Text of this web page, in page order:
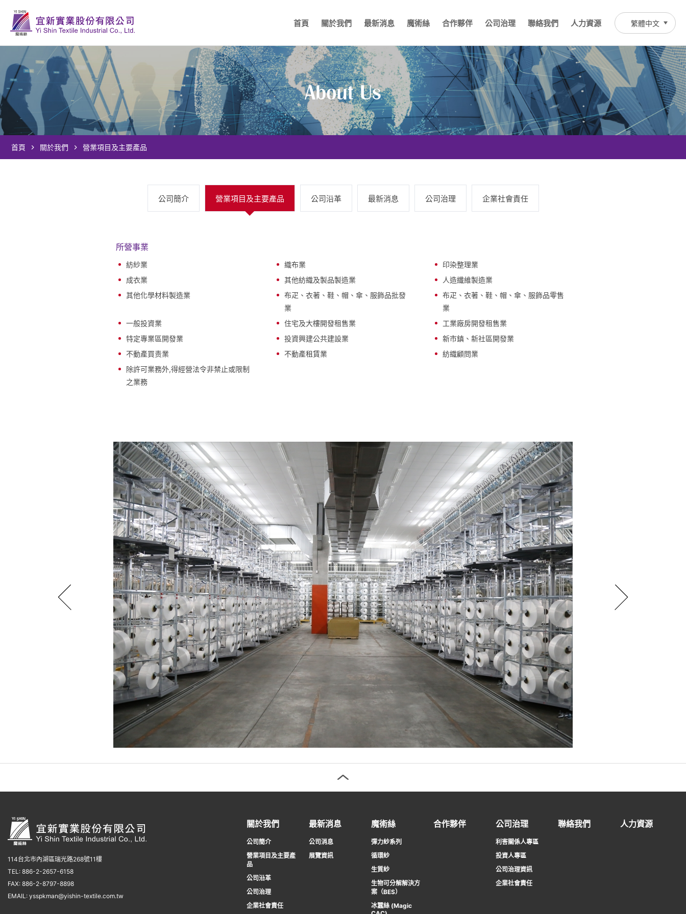
首頁 關於我們 最新消息 魔術絲 合作夥伴 公司治理 聯絡我們 人力資源 繁體中文
About Us
首頁 關於我們 營業項目及主要產品
公司簡介 營業項目及主要產品 公司沿革 最新消息 公司治理 企業社會責任
所營事業
紡紗業 織布業
印染整理業
成衣業
其他紡織及製品製造業
人造纖維製造業
其他化學材料製造業
布疋、衣著、鞋、帽、傘、服飾品批發
業
布疋、衣著、鞋、帽、傘、服飾品零售
業
一般投資業
住宅及大樓開發租售業
工業廠房開發租售業
特定專業區開發業
投資興建公共建設業
新市鎮、新社區開發業
不動產買责業
不動產租賃業
紡織顧問業
除許可業務外,得經營法令非禁止或限制
之業務
關於我們
公司簡介
營業項目及主要產
品
公司沿革
公司治理
企業社會責任
最新消息
公司消息
展覽資訊
魔術絲
彈力紗系列
循環紗
生質紗
生物可分解解決方
案（BES）
冰蠶絲 (Magic
合作夥伴 公司治理
利害關係人專區
投資人專區
公司治理資訊
企業社會責任
聯絡我們 人力資源
114台北市內湖區瑞光路268號11樓
TEL: 886-2-2657-6158
FAX: 886-2-8797-8898
EMAIL: ysspkman@yishin-textile.com.tw